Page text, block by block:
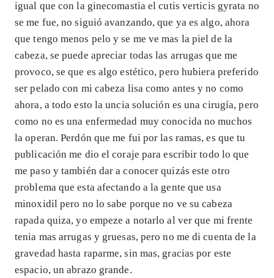
igual que con la ginecomastia el cutis verticis gyrata no
se me fue, no siguió avanzando, que ya es algo, ahora
que tengo menos pelo y se me ve mas la piel de la
cabeza, se puede apreciar todas las arrugas que me
provoco, se que es algo estético, pero hubiera preferido
ser pelado con mi cabeza lisa como antes y no como
ahora, a todo esto la uncia solución es una cirugía, pero
como no es una enfermedad muy conocida no muchos
la operan. Perdón que me fui por las ramas, es que tu
publicación me dio el coraje para escribir todo lo que
me paso y también dar a conocer quizás este otro
problema que esta afectando a la gente que usa
minoxidil pero no lo sabe porque no ve su cabeza
rapada quiza, yo empeze a notarlo al ver que mi frente
tenia mas arrugas y gruesas, pero no me di cuenta de la
gravedad hasta raparme, sin mas, gracias por este
espacio, un abrazo grande.